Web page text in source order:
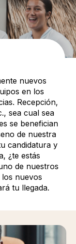
nuevos
en los
Recepción,
sea cual sea
se benefician
de nuestra
candidatura y
¿te estás
de nuestros
nuevos
tu llegada.